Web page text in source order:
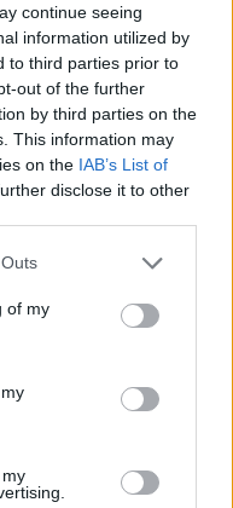
continue seeing
information utilized by
to third parties prior to
out of the further
by third parties on the
This information may
on the IAB’s List of
disclose it to other
one or more Google
You may click to
its third-party tags to
in below Google
of my